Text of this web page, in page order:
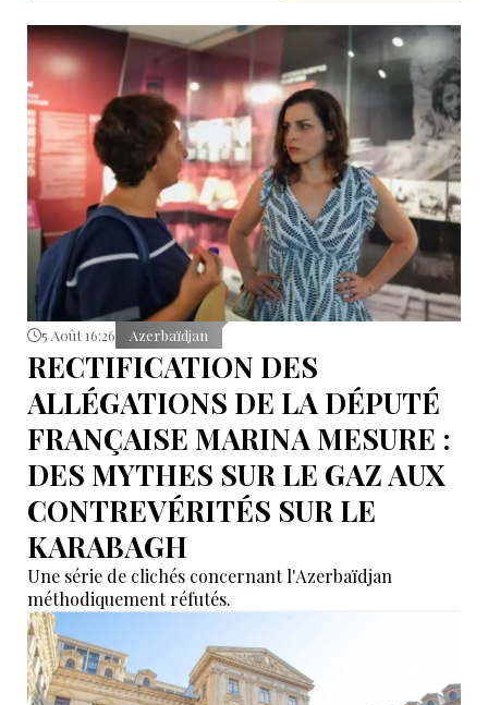
5 Août 16:26 Azerbaïdjan
RECTIFICATION DES
ALLÉGATIONS DE LA DÉPUTÉ
FRANÇAISE MARINA MESURE :
DES MYTHES SUR LE GAZ AUX
CONTREVÉRITÉS SUR LE
KARABAGH
Une série de clichés concernant l'Azerbaïdjan
méthodiquement réfutés.